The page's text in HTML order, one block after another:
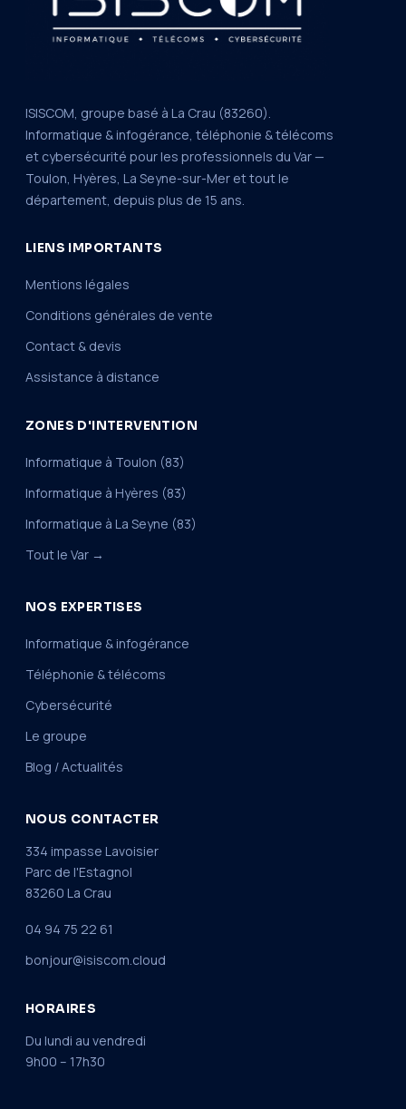
ISISCOM, groupe basé à La Crau (83260).
Informatique & infogérance, téléphonie & télécoms
et cybersécurité pour les professionnels du Var —
Toulon, Hyères, La Seyne-sur-Mer et tout le
département, depuis plus de 15 ans.
LIENS IMPORTANTS
Mentions légales
Conditions générales de vente
Contact & devis
Assistance à distance
ZONES D'INTERVENTION
Informatique à Toulon (83)
Informatique à Hyères (83)
Informatique à La Seyne (83)
Tout le Var →
NOS EXPERTISES
Informatique & infogérance
Téléphonie & télécoms
Cybersécurité
Le groupe
Blog / Actualités
NOUS CONTACTER
334 impasse Lavoisier
Parc de l'Estagnol
83260 La Crau
04 94 75 22 61
bonjour@isiscom.cloud
HORAIRES
Du lundi au vendredi
9h00 – 17h30